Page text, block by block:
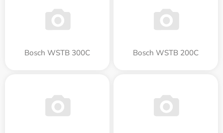
Bosch WSTB 300C Bosch WSTB 200C